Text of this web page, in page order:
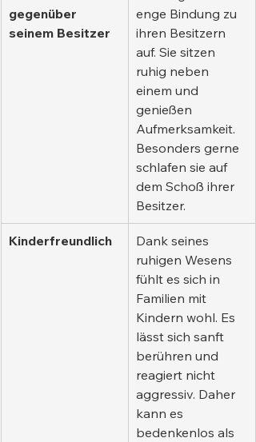
gegenüber
seinem Besitzer
enge Bindung zu
ihren Besitzern
auf. Sie sitzen
ruhig neben
einem und
genießen
Aufmerksamkeit.
Besonders gerne
schlafen sie auf
dem Schoß ihrer
Besitzer.
Kinderfreundlich
Dank seines
ruhigen Wesens
fühlt es sich in
Familien mit
Kindern wohl. Es
lässt sich sanft
berühren und
reagiert nicht
aggressiv. Daher
kann es
bedenkenlos als